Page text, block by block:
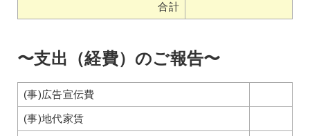
合計
〜支出（経費）のご報告〜
(事)広告宣伝費
(事)地代家賃